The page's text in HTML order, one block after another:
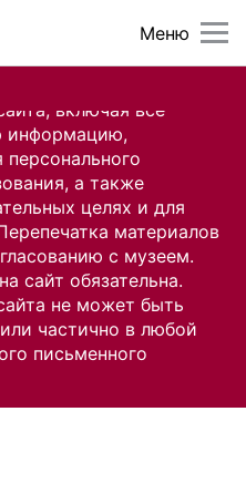
включая все
информацию,
персонального
а также
целях и для
материалов
с музеем.
сайт обязательна.
не может быть
частично в любой
письменного
Меню